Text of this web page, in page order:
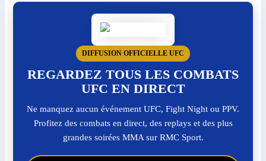
DIFFUSION OFFICIELLE UFC
REGARDEZ TOUS LES COMBATS
UFC EN DIRECT
Ne manquez aucun événement UFC, Fight Night ou PPV.
Profitez des combats en direct, des replays et des plus
grandes soirées MMA sur RMC Sport.